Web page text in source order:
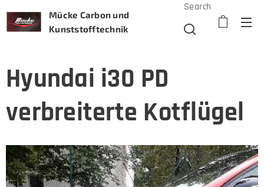
Mücke Carbon und
Kunststofftechnik
Search
Hyundai i30 PD
verbreiterte Kotflügel